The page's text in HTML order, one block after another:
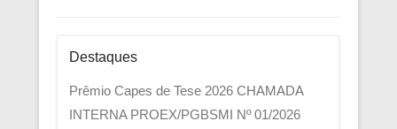
Destaques
Prêmio Capes de Tese 2026 CHAMADA
INTERNA PROEX/PGBSMI Nº 01/2026